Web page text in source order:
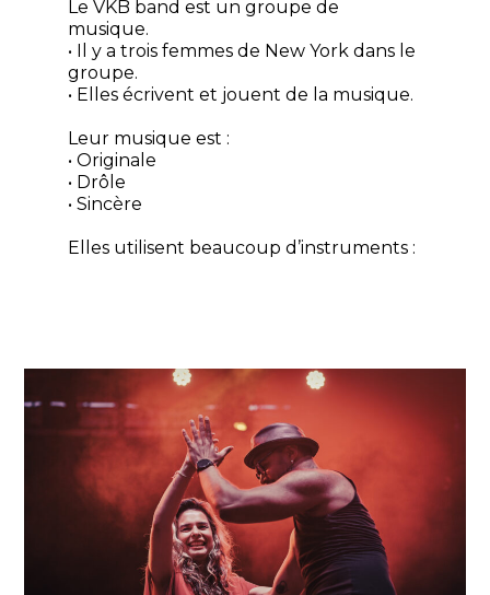
Le VKB band est un groupe de
musique.
• Il y a trois femmes de New York dans le
groupe.
• Elles écrivent et jouent de la musique.
Leur musique est :
• Originale
• Drôle
• Sincère
Elles utilisent beaucoup d’instruments :